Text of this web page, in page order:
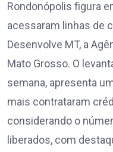
Rondonópolis figura
acessaram linhas de
Desenvolve MT, a
Mato Grosso. O
semana, apresenta
mais contrataram
considerando o
liberados, com